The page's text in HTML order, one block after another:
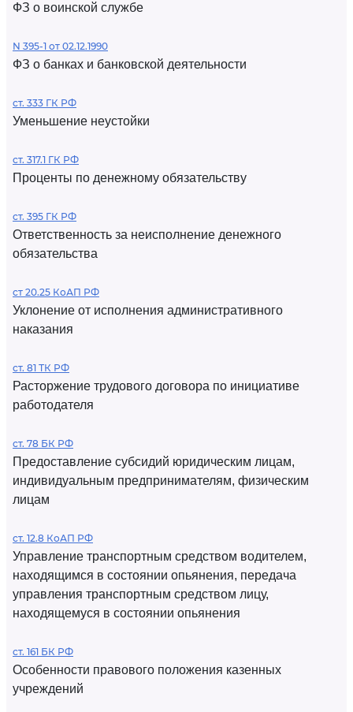
ФЗ о воинской службе
N 395-1 от 02.12.1990
ФЗ о банках и банковской деятельности
ст. 333 ГК РФ
Уменьшение неустойки
ст. 317.1 ГК РФ
Проценты по денежному обязательству
ст. 395 ГК РФ
Ответственность за неисполнение денежного
обязательства
ст 20.25 КоАП РФ
Уклонение от исполнения административного
наказания
ст. 81 ТК РФ
Расторжение трудового договора по инициативе
работодателя
ст. 78 БК РФ
Предоставление субсидий юридическим лицам,
индивидуальным предпринимателям, физическим
лицам
ст. 12.8 КоАП РФ
Управление транспортным средством водителем,
находящимся в состоянии опьянения, передача
управления транспортным средством лицу,
находящемуся в состоянии опьянения
ст. 161 БК РФ
Особенности правового положения казенных
учреждений